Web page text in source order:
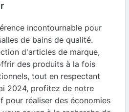
incontournable pour
de bains de qualité.
d'articles de marque,
des produits à la fois
tout en respectant
2024, profitez de notre
pour réaliser des économies